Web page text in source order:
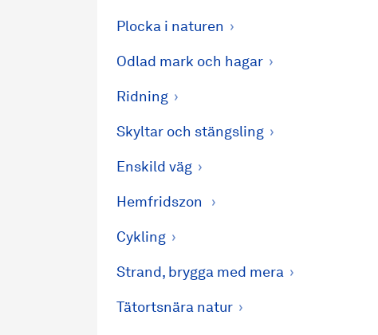
Plocka i naturen
Odlad mark och hagar
Ridning
Skyltar och stängsling
Enskild väg
Hemfridszon
Cykling
Strand, brygga med mera
Tätortsnära natur